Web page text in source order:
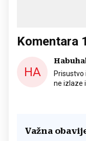
Komentara 1
HA
ne izlaze
Važna